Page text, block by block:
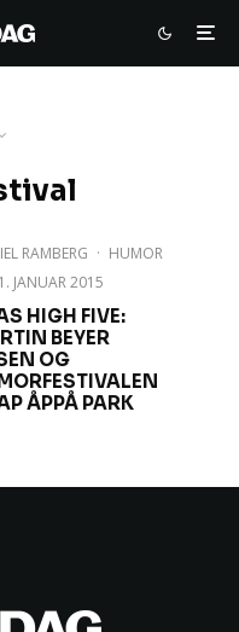
RAMBERG · HUMOR
JANUAR 2015
HIGH FIVE:
BEYER
OG
ÅPPÅ PARK